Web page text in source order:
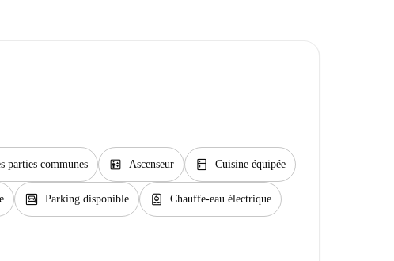
parties communes elevator Ascenseur kitchen Cuisine équipée
garage Parking disponible water_heater Chauffe-eau électrique